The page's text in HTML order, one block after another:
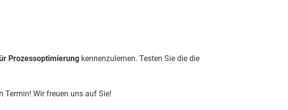
Prozessoptimierungkennenzulernen. Testen Sie die die
Termin! Wir freuen uns auf Sie!